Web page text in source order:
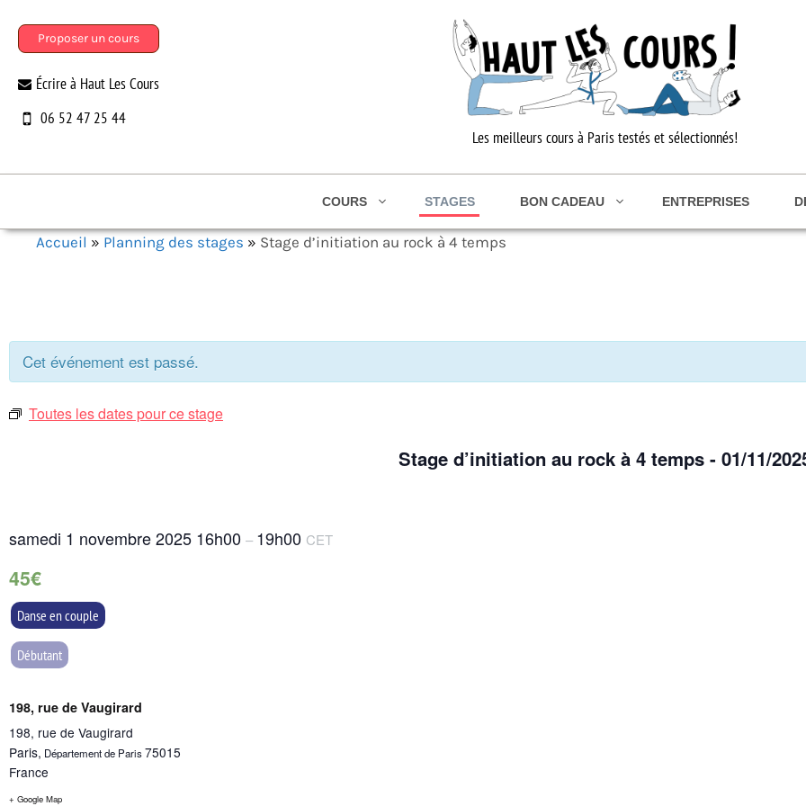
Les meilleurs cours à Paris testés et sélectionnés!
Proposer un cours
Écrire à Haut Les Cours
06 52 47 25 44
COURS STAGES BON CADEAU ENTREPRISES
Accueil » Planning des stages » Stage d’initiation au rock à 4 temps
Cet événement est passé.
Toutes les dates pour ce stage
Stage d’initiation au rock à 4 temps - 01/11/
samedi 1 novembre 2025 16h00 – 19h00 CET
45€
Danse en couple
Débutant
198, rue de Vaugirard
198, rue de Vaugirard
Paris, Département de Paris75015
France
+ Google Map